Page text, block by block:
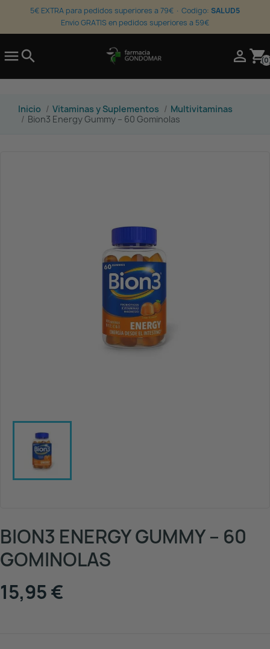
5€ EXTRA para pedidos superiores a 79€ · Codigo: SALUD5
Envio GRATIS en pedidos superiores a 59€
search  shopping_cart
Inicio Vitaminas y Suplementos
Multivitaminas
Bion3 Energy Gummy – 60 Gominolas
BION3 ENERGY GUMMY – 60
GOMINOLAS
15,95 €